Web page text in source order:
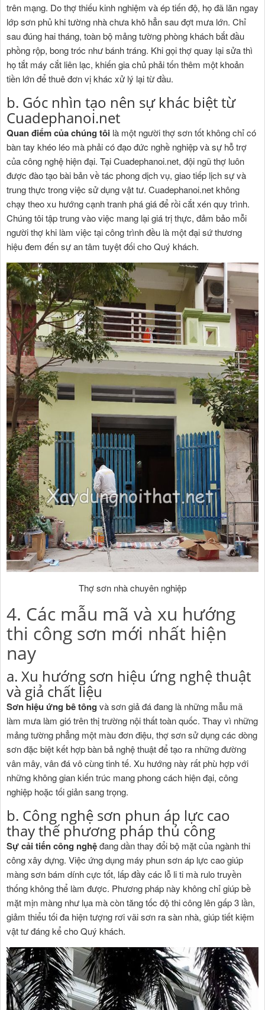
trên mạng. Do thợ thiếu kinh nghiệm và ép tiến độ, họ đã lăn ngay
lớp sơn phủ khi tường nhà chưa khô hẳn sau đợt mưa lớn. Chỉ
sau đúng hai tháng, toàn bộ mảng tường phòng khách bắt đầu
phồng rộp, bong tróc như bánh tráng. Khi gọi thợ quay lại sửa thì
họ tắt máy cắt liên lạc, khiến gia chủ phải tốn thêm một khoản
tiền lớn để thuê đơn vị khác xử lý lại từ đầu.
b. Góc nhìn tạo nên sự khác biệt từ
Cuadephanoi.net
Quan điểm của chúng tôi là một người thợ sơn tốt không chỉ có
bàn tay khéo léo mà phải có đạo đức nghề nghiệp và sự hỗ trợ
của công nghệ hiện đại. Tại Cuadephanoi.net, đội ngũ thợ luôn
được đào tạo bài bản về tác phong dịch vụ, giao tiếp lịch sự và
trung thực trong việc sử dụng vật tư. Cuadephanoi.net không
chạy theo xu hướng cạnh tranh phá giá để rồi cắt xén quy trình.
Chúng tôi tập trung vào việc mang lại giá trị thực, đảm bảo mỗi
người thợ khi làm việc tại công trình đều là một đại sứ thương
hiệu đem đến sự an tâm tuyệt đối cho Quý khách.
Thợ sơn nhà chuyên nghiệp
4. Các mẫu mã và xu hướng
thi công sơn mới nhất hiện
nay
a. Xu hướng sơn hiệu ứng nghệ thuật
và giả chất liệu
Sơn hiệu ứng bê tông và sơn giả đá đang là những mẫu mã
làm mưa làm gió trên thị trường nội thất toàn quốc. Thay vì những
mảng tường phẳng một màu đơn điệu, thợ sơn sử dụng các dòng
sơn đặc biệt kết hợp bàn bả nghệ thuật để tạo ra những đường
vân mây, vân đá vô cùng tinh tế. Xu hướng này rất phù hợp với
những không gian kiến trúc mang phong cách hiện đại, công
nghiệp hoặc tối giản sang trọng.
b. Công nghệ sơn phun áp lực cao
thay thế phương pháp thủ công
Sự cải tiến công nghệđang dần thay đổi bộ mặt của ngành thi
công xây dựng. Việc ứng dụng máy phun sơn áp lực cao giúp
màng sơn bám dính cực tốt, lấp đầy các lỗ li ti mà rulo truyền
thống không thể làm được. Phương pháp này không chỉ giúp bề
mặt mịn màng như lụa mà còn tăng tốc độ thi công lên gấp 3 lần,
giảm thiểu tối đa hiện tượng rơi vãi sơn ra sàn nhà, giúp tiết kiệm
vật tư đáng kể cho Quý khách.